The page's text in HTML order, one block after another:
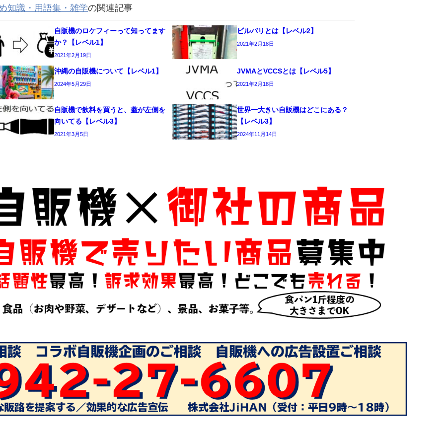
知識・用語集・雑学の関連記事
自販機のロケフィーって知ってます
か？【レベル1】
2021年2月19日
ビルバリとは【レベル2】
2021年2月18日
沖縄の自販機について【レベル1】
2024年5月29日
JVMAとVCCSとは【レベル5】
2021年2月18日
自販機で飲料を買うと、蓋が左側を
向いてる【レベル3】
2021年3月5日
世界一大きい自販機はどこにある？
【レベル3】
2024年11月14日